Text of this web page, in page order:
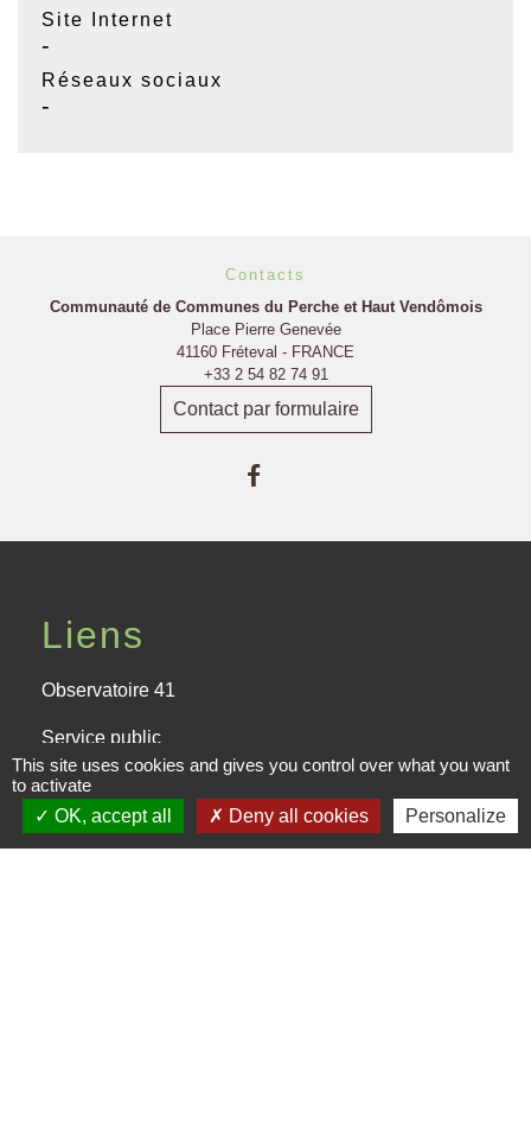
Site Internet
-
Réseaux sociaux
-
Contacts
Communauté de Communes du Perche et Haut Vendômois
Place Pierre Genevée
41160 Fréteval - FRANCE
+33 2 54 82 74 91
Contact par formulaire
Liens
Observatoire 41
Service public
Facebook de la CPHV
Office de tourisme de la CPHV
This site uses cookies and gives you control over what you want
to activate
OK, accept all
Deny all cookies Personalize